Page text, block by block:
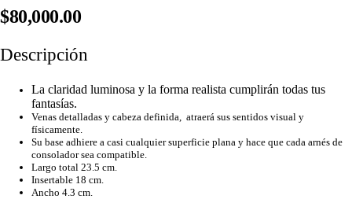
$80,000.00
Descripción
La claridad luminosa y la forma realista cumplirán todas tus
fantasías.
Venas detalladas y cabeza definida, atraerá sus sentidos visual y
físicamente.
Su base adhiere a casi cualquier superficie plana y hace que cada arnés de
consolador sea compatible.
Largo total 23.5 cm.
Insertable 18 cm.
Ancho 4.3 cm.